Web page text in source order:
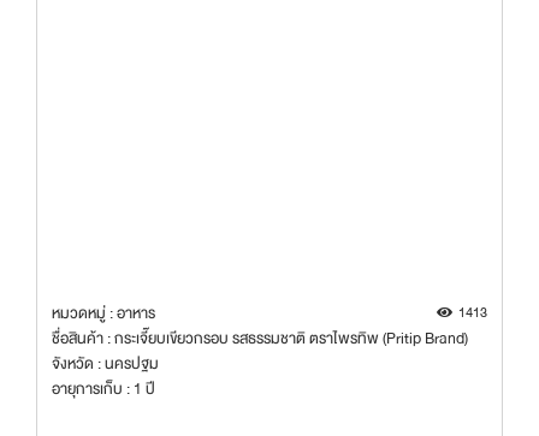
หมวดหมู่ : อาหาร 1413
ชื่อสินค้า : กระเจี๊ยบเขียวกรอบ รสธรรมชาติ ตราไพรทิพ (Pritip Brand)
จังหวัด : นครปฐม
อายุการเก็บ : 1 ปี